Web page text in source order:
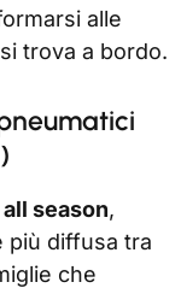
alle
trova a bordo.
all season,
più diffusa tra
che